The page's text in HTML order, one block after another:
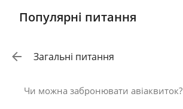
Популярні питання
Загальні питання
Чи можна забронювати авіаквиток?